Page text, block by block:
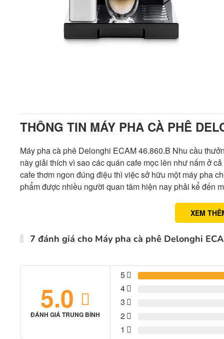
THÔNG TIN MÁY PHA CÀ PHÊ
Máy pha cà phê Delonghi ECAM 46.860.B Nhu cầu
này giải thích vì sao các quán cafe mọc lên như nấm ở
cafe thơm ngon đúng điệu thì việc sở hữu một máy pha
phẩm được nhiều người quan tâm hiện nay phải kể đến
XEM
7 đánh giá cho Máy pha cà phê Delonghi
5.0
ĐÁNH GIÁ TRUNG BÌNH
5
4
3
2
1